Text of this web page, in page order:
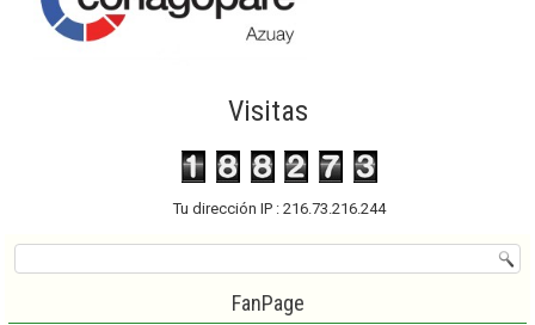
Visitas
Tu dirección IP : 216.73.216.244
FanPage